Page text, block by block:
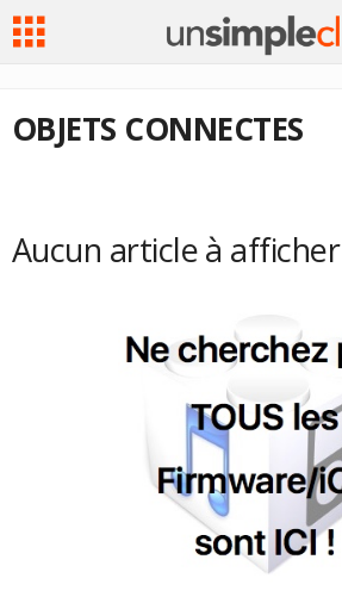
OBJETS CONNECTES
Aucun article à afficher